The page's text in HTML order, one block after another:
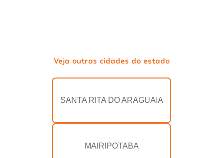
Veja outras cidades do estado
SANTA RITA DO ARAGUAIA
MAIRIPOTABA